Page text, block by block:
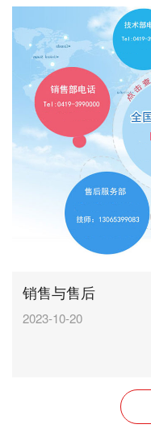
销售与售后
2023-10-20